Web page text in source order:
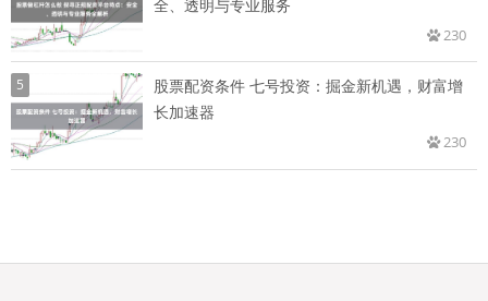
全、透明与专业服务
230
5
股票配资条件 七号投资：掘金新机遇，财富增
长加速器
230